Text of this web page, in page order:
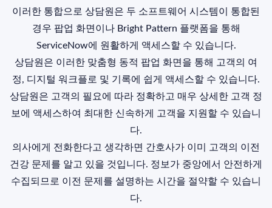
이 러한 통합으로 상담원은 두 소프트웨어 시스템이 통합된
경우 팝업 화면이나 Bright Pattern 플랫폼을 통해
ServiceNow에 원활하게 액세스할 수 있습니다.
상담원은 이러한 맞춤형 동적 팝업 화면을 통해 고객의 여
정, 디지털 워크플로 및 기록에 쉽게 액세스할 수 있습니다.
상담원은 고객의 필요에 따라 정확하고 매우 상세한 고객 정
보에 액세스하여 최대한 신속하게 고객을 지원할 수 있습니
다.
의사에게 전화한다고 생각하면 간호사가 이미 고객의 이전
건강 문제를 알고 있을 것입니다. 정보가 중앙에서 안전하게
수집되므로 이전 문제를 설명하는 시간을 절약할 수 있습니
다.